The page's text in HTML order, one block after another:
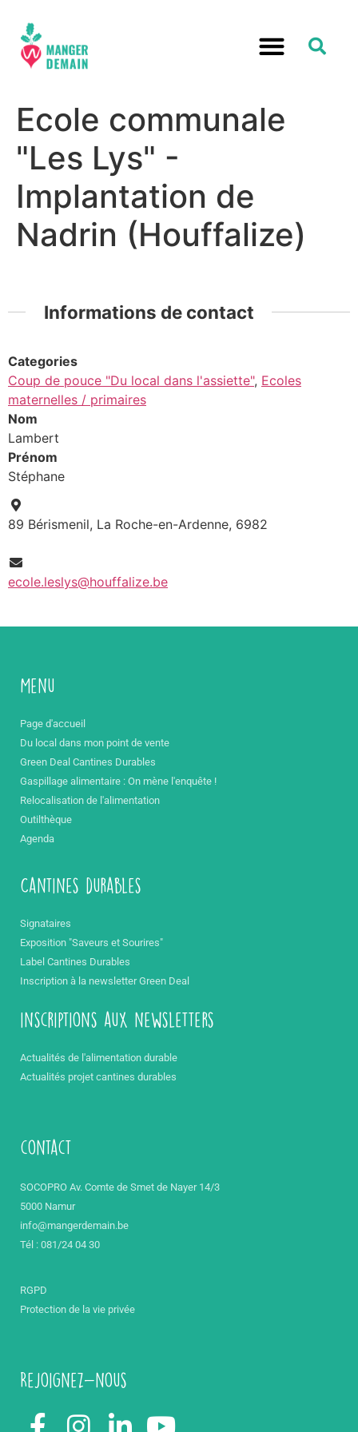
Ecole communale
"Les Lys" -
Implantation de
Nadrin (Houffalize)
Informations de contact
Categories
Coup de pouce "Du local dans l'assiette", Ecoles
maternelles / primaires
Nom
Lambert
Prénom
Stéphane
89 Bérismenil, La Roche-en-Ardenne, 6982
ecole.leslys@houffalize.be
Menu
Page d'accueil
Du local dans mon point de vente
Green Deal Cantines Durables
Gaspillage alimentaire : On mène l'enquête !
Relocalisation de l'alimentation
Outilthèque
Agenda
Cantines durables
Signataires
Exposition "Saveurs et Sourires"
Label Cantines Durables
Inscription à la newsletter Green Deal
inscriptions aux newsletters
Actualités de l'alimentation durable
Actualités projet cantines durables
contact
SOCOPRO Av. Comte de Smet de Nayer 14/3
5000 Namur
info@mangerdemain.be
Tél : 081/24 04 30
RGPD
Protection de la vie privée
Rejoignez-nous